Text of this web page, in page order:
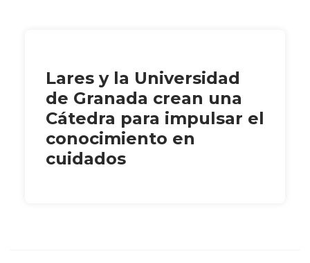
Lares y la Universidad
de Granada crean una
Cátedra para impulsar el
conocimiento en
cuidados